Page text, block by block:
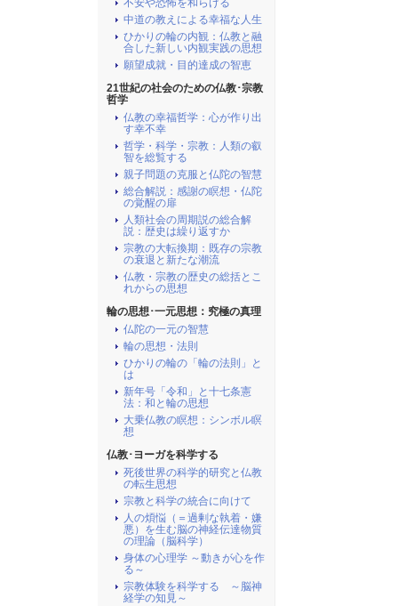
不安や恐怖を和らげる
中道の教えによる幸福な人生
ひかりの輪の内観：仏教と融
合した新しい内観実践の思想
願望成就・目的達成の智恵
21世紀の社会のための仏教･宗教
哲学
仏教の幸福哲学：心が作り出
す幸不幸
哲学・科学・宗教：人類の叡
智を総覧する
親子問題の克服と仏陀の智慧
総合解説：感謝の瞑想・仏陀
の覚醒の扉
人類社会の周期説の総合解
説：歴史は繰り返すか
宗教の大転換期：既存の宗教
の衰退と新たな潮流
仏教・宗教の歴史の総括とこ
れからの思想
輪の思想･一元思想：究極の真理
仏陀の一元の智慧
輪の思想・法則
ひかりの輪の「輪の法則」と
は
新年号「令和」と十七条憲
法：和と輪の思想
大乗仏教の瞑想：シンボル瞑
想
仏教･ヨーガを科学する
死後世界の科学的研究と仏教
の転生思想
宗教と科学の統合に向けて
人の煩悩（＝過剰な執着・嫌
悪）を生む脳の神経伝達物質
の理論（脳科学）
身体の心理学 ～動きが心を作
る～
宗教体験を科学する ～脳神
経学の知見～